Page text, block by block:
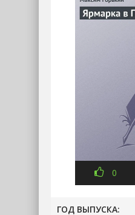
0
ГОД ВЫПУСКА: